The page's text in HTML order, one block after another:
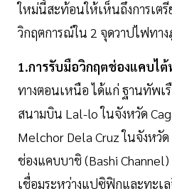
ใหม่นี้สะท้อนให้เห็นถึงการเต
วิกฤตการณ์ใน 2 จุดวาปไฟทา
1.การรับมือวิกฤตช่องแคบไ
ทางตอนเหนือ ได้แก่ ฐานทัพเ
สนามบิน Lal-lo ในจังหวัด
Melchor Dela Cruz ในจังหวั
ช่องแคบบาชิ (Bashi
เชื่อมระหว่างแปซิฟิกและทะเ